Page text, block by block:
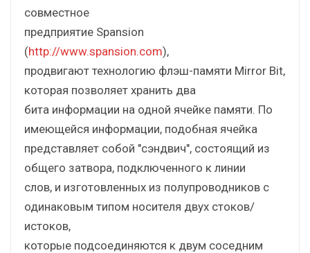
совместное
предприятие Spansion
(http://www.spansion.com),
продвигают технологию флэш-памяти Mirror Bit,
которая позволяет хранить два
бита информации на одной ячейке памяти. По
имеющейся информации, подобная ячейка
представляет собой "сэндвич", состоящий из
общего затвора, подключенного к линии
слов, и изготовленных из полупроводников с
одинаковым типом носителя двух стоков/
истоков,
которые подсоединяются к двум соседним